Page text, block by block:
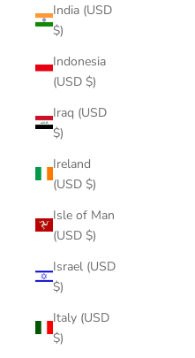
India (USD
$)
Indonesia
(USD $)
Iraq (USD
$)
Ireland
(USD $)
Isle of Man
(USD $)
Israel (USD
$)
Italy (USD
$)